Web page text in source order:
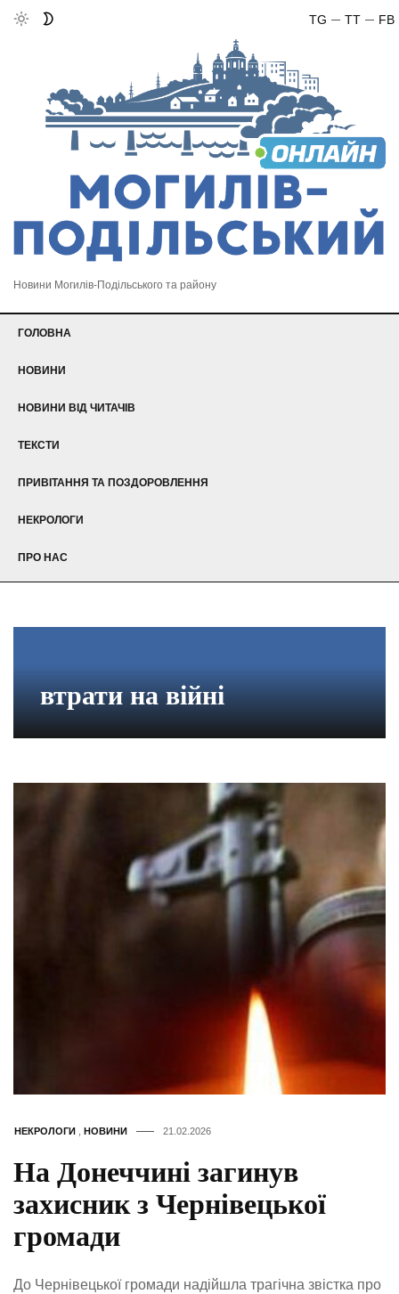
FB
TT
TG
Новини Могилів-Подільського та району
ГОЛОВНА
НОВИНИ
НОВИНИ ВІД ЧИТАЧІВ
ТЕКСТИ
ПРИВІТАННЯ ТА ПОЗДОРОВЛЕННЯ
НЕКРОЛОГИ
ПРО НАС
втрати на війні
НЕКРОЛОГИ НОВИНИ 21.02.2026
На Донеччині загинув
захисник з Чернівецької
громади
До Чернівецької громади надійшла трагічна звістка про